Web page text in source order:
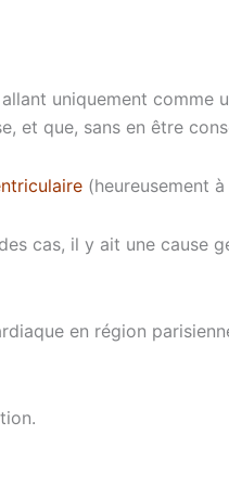
uniquement comme
et que, sans en être
(heureusement
cas, il y ait une cause
en région